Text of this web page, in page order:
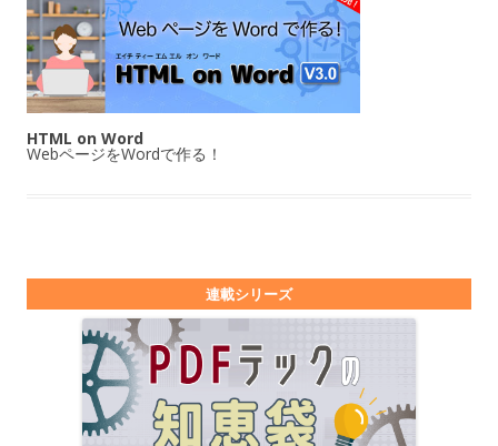
HTML on Word
WebページをWordで作る！
連載シリーズ